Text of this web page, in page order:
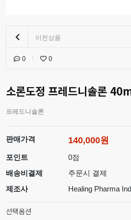
이전상품
0 0
소론도정 프레드니솔론
프레드니솔론
판매가격 140,000원
포인트
0점
배송비결제
주문시 결제
제조사
Healing Pharma
선택옵션